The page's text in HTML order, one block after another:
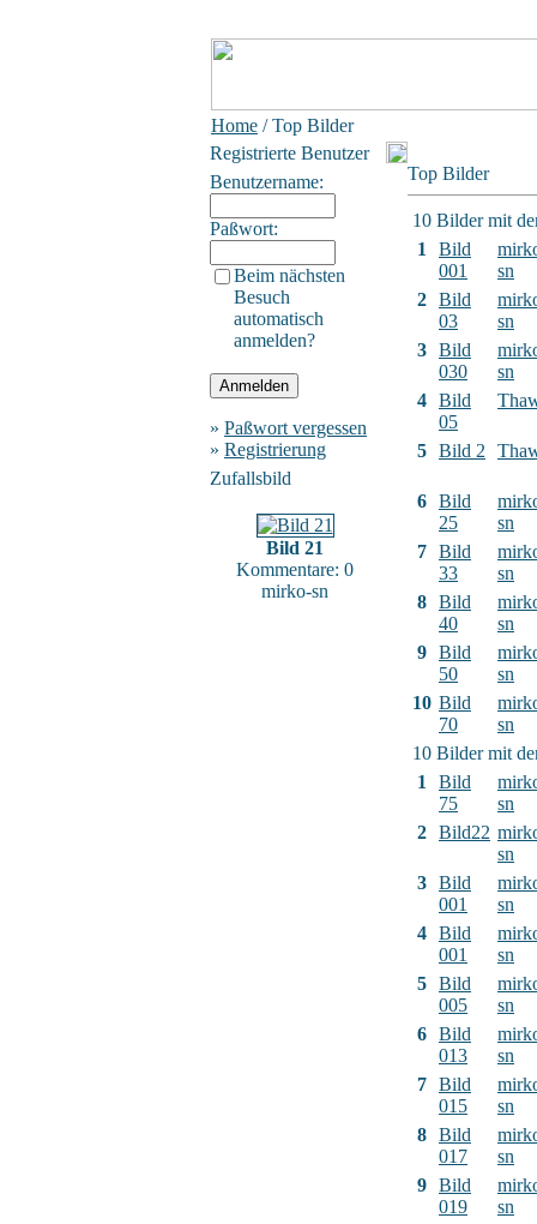
Home / Top Bilder
Registrierte Benutzer
Benutzername:
Paßwort:
Beim nächsten
Besuch
automatisch
anmelden?
» Paßwort vergessen
» Registrierung
Zufallsbild
Bild 21
Kommentare: 0
mirko-sn
Top Bilder
10 Bilder mit
1
Bild
001
sn
2 Bild
03
sn
3 Bild
030
sn
4 Bild
05
5 Bild 2
6 Bild
25
sn
7 Bild
33
sn
8 Bild
40
sn
9 Bild
50
sn
10 Bild
70
sn
10 Bilder mit
1
Bild
75
sn
2 Bild22
sn
3 Bild
001
sn
4 Bild
001
sn
5 Bild
005
sn
6 Bild
013
sn
7 Bild
015
sn
8 Bild
017
sn
9 Bild
019
sn